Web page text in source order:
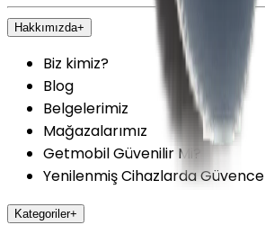
Hakkımızda+
Biz kimiz?
Blog
Belgelerimiz
Mağazalarımız
Getmobil Güvenilir Mi?
Yenilenmiş Cihazlarda Güvence
Kategoriler+